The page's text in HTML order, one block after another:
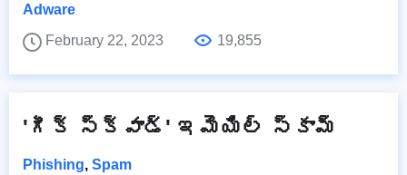
Adware
February 22, 2023
19,855
'గీక్ స్క్వాడ్' ఇమెయిల్ స్కామ్
Phishing, Spam